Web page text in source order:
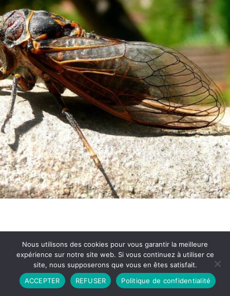
Partenariat Contact
Politique de Confidentialité
CGU
Copyright © 2026 - Propulsé par DIEUDUDIABLE
Nous utilisons des cookies pour vous garantir la meilleure
expérience sur notre site web. Si vous continuez à utiliser ce
site, nous supposerons que vous en êtes satisfait.
ACCEPTER
REFUSER Politique de confidentialité